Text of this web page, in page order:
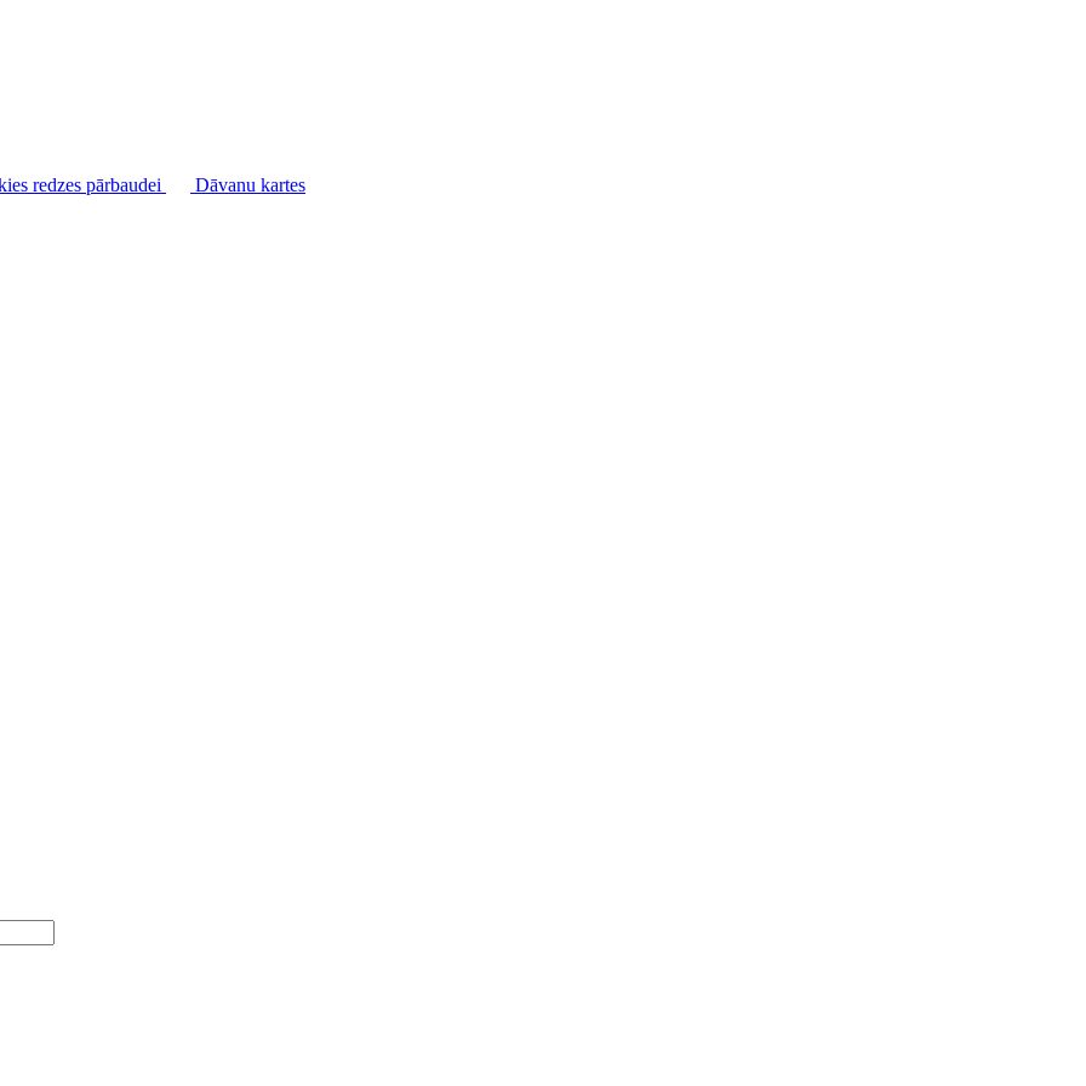
redzes pārbaudei Dāvanu kartes